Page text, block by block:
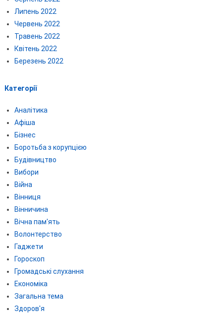
Липень 2022
Червень 2022
Травень 2022
Квітень 2022
Березень 2022
Категорії
Аналітика
Афіша
Бізнес
Боротьба з корупцією
Будівництво
Вибори
Війна
Вінниця
Вінничина
Вічна пам'ять
Волонтерство
Гаджети
Гороскоп
Громадські слухання
Економіка
Загальна тема
Здоров'я